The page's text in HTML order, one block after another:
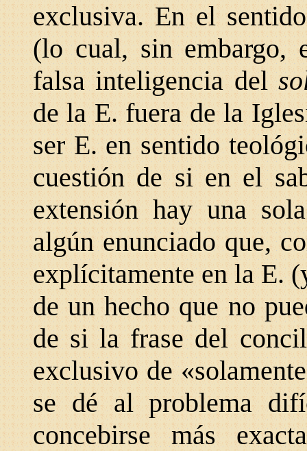
exclusiva. En el
(lo cual, sin embargo,
falsa inteligencia del
de la E. fuera de la
ser E. en sentido
cuestión de si en el
extensión hay una
algún enunciado que,
explícitamente en la E.
de un hecho que no
de si la frase del
exclusivo de
se dé al problema
concebirse más